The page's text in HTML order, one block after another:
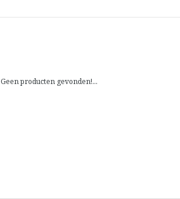
Geen producten gevonden!...